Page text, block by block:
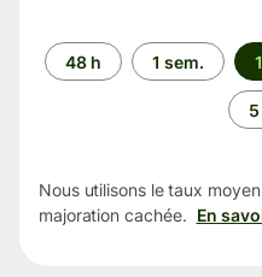
Période
48 h 1 sem.
Nous utilisons le taux
majoration cachée. En